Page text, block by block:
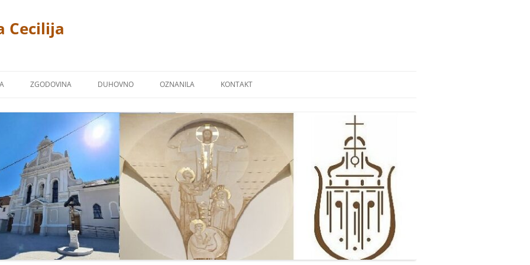
Cecilija
NA MIKLAVŠKEM
KAPUCINI
ZGODOVINA
KAPUCINSKI SAMOSTAN
FARNA KRONIKA
NAŠI ŽUPNIKI
DUHOVNO
ZAVETNIKI NAŠIH CERKVA
BLAGOSLOVI
NAŠI PRIPROŠNJIKI
MOLITVE
POSNETKI NEKATERIH PESMI
OZNANILA KONTAKT